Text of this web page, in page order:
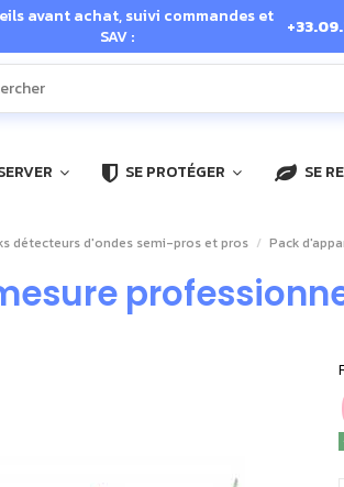
avant achat, suivi commandes et
SAV :
SE PROTÉGER SE
détecteurs d'ondes semi-pros et pros Pack